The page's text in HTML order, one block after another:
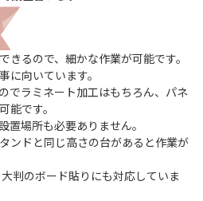
きるので、細かな作業が可能です。
に向いています。
でラミネート加工はもちろん、パネ
能です。
置場所も必要ありません。
ンドと同じ高さの台があると作業が
判のボード貼りにも対応していま